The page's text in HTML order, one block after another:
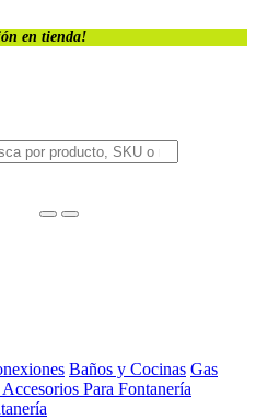
en tienda!
Baños y Cocinas Gas
Para Fontanería